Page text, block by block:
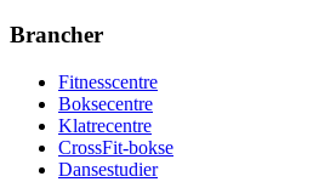
Brancher
Fitnesscentre
Boksecentre
Klatrecentre
CrossFit-bokse
Dansestudier